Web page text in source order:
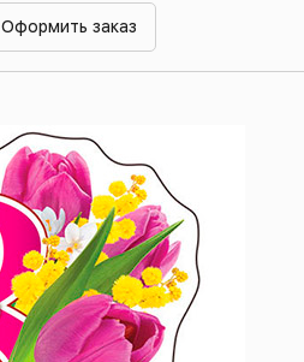
Оформить заказ